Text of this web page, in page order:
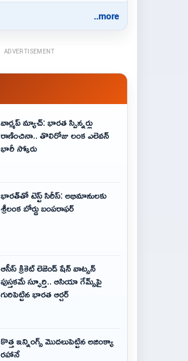
..more
ADVERTISEMENT
వార్మప్ మ్యాచ్: భారత స్పిన్నర్లు
రాణించినా.. తొలిరోజు లంక ఎలెవన్
భారీ స్కోరు
భారత్‌తో టెస్ట్ సిరీస్: అభిమానులకు
శ్రీలంక బోర్డు బంపరాఫర్
ఆసీస్ క్రికెట్ లెజెండ్ షేన్ వాట్సన్
పుస్తకమే స్ఫూర్తి.. ఆసియా గేమ్స్‌పై
గురిపెట్టిన భారత ఆర్చర్
కొత్త ఇన్నింగ్స్ మొదలుపెట్టిన అజింక్యా
రహానే